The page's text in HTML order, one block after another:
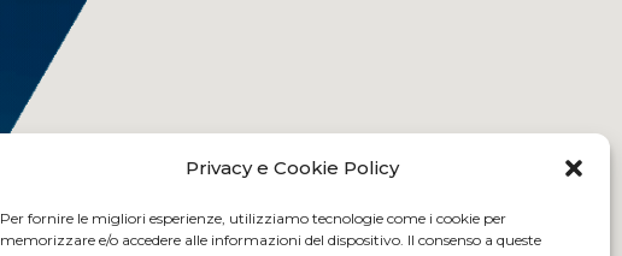
Privacy e Cookie Policy
Per fornire le migliori esperienze, utilizziamo tecnologie come i cookie per
memorizzare e/o accedere alle informazioni del dispositivo. Il consenso a queste